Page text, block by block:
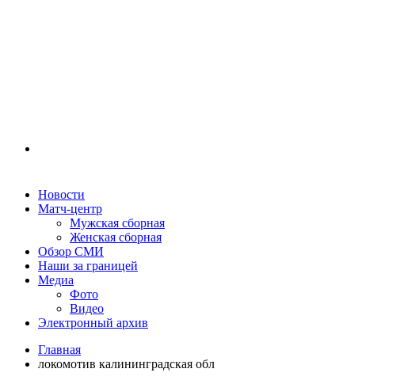
Новости
Матч-центр
Мужская сборная
Женская сборная
Обзор СМИ
Наши за границей
Медиа
Фото
Видео
Электронный архив
Главная
локомотив калининградская обл